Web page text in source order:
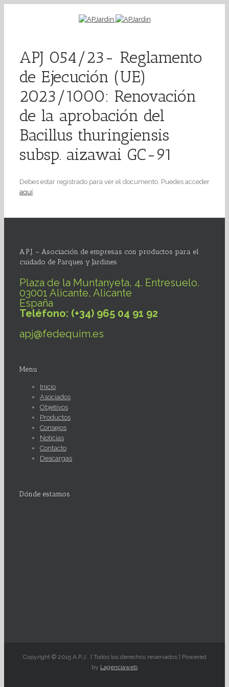
APJ 054/23- Reglamento
de Ejecución (UE)
2023/1000: Renovación
de la aprobación del
Bacillus thuringiensis
subsp. aizawai GC-91
Debes estar registrado para ver el documento. Puedes acceder
aquí.
A.P.J. – Asociación de empresas con productos para el
cuidado de Parques y Jardines
Plaza de la Muntanyeta, 4. Entresuelo.
03001 Alicante, Alicante
España
Teléfono: (+34) 965 04 91 92
apj@fedequim.es
Menu
Inicio
Asociados
Objetivos
Productos
Consejos
Noticias
Contacto
Descargas
Dónde estamos
Copyright © 2015 A.P.J.. | Todos los derechos reservados | Powered
by Lagenciaweb